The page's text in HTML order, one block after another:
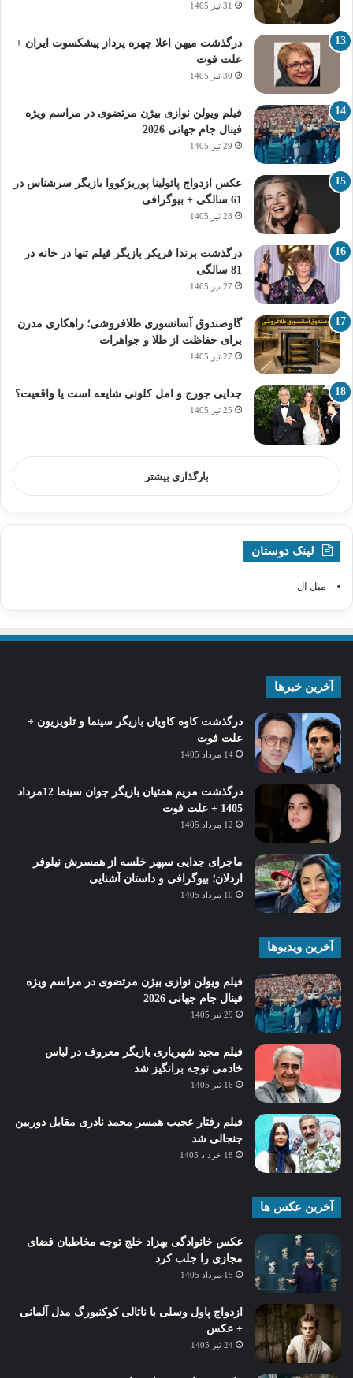
31 تیر 1405
درگذشت میهن اعلا چهره پرداز پیشکسوت ایران +
علت فوت
30 تیر 1405
فیلم ویولن نوازی بیژن مرتضوی در مراسم ویژه
فینال جام جهانی 2026
29 تیر 1405
عکس ازدواج پائولینا پوریزکووا بازیگر سرشناس در
61 سالگی + بیوگرافی
28 تیر 1405
درگذشت برندا فریکر بازیگر فیلم تنها در خانه در
81 سالگی
27 تیر 1405
گاوصندوق آسانسوری طلافروشی؛ راهکاری مدرن
برای حفاظت از طلا و جواهرات
27 تیر 1405
جدایی جورج و امل کلونی شایعه است یا واقعیت؟
25 تیر 1405
بارگذاری بیشتر
لینک دوستان
مبل ال
آخرین خبرها
درگذشت کاوه کاویان بازیگر سینما و تلویزیون +
علت فوت
14 مرداد 1405
درگذشت مریم همتیان بازیگر جوان سینما 12مرداد
1405 + علت فوت
12 مرداد 1405
ماجرای جدایی سپهر خلسه از همسرش نیلوفر
اردلان؛ بیوگرافی و داستان آشنایی
10 مرداد 1405
آخرین ویدیوها
فیلم ویولن نوازی بیژن مرتضوی در مراسم ویژه
فینال جام جهانی 2026
29 تیر 1405
فیلم مجید شهریاری بازیگر معروف در لباس
خادمی توجه برانگیز شد
16 تیر 1405
فیلم رفتار عجیب همسر محمد نادری مقابل دوربین
جنجالی شد
18 خرداد 1405
آخرین عکس ها
عکس خانوادگی بهزاد خلج توجه مخاطبان فضای
مجازی را جلب کرد
15 مرداد 1405
ازدواج پاول وسلی با ناتالی کوکنبورگ مدل آلمانی
+ عکس
24 تیر 1405